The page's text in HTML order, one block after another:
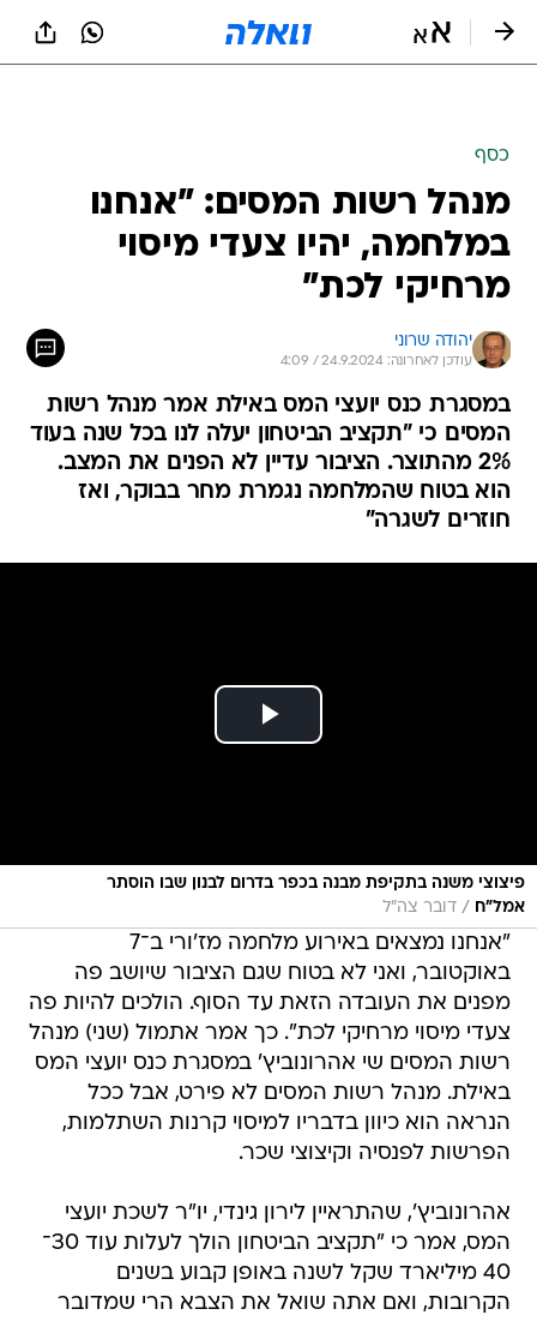
כסף
מנהל רשות המסים: "אנחנו
במלחמה, יהיו צעדי מיסוי
מרחיקי לכת"
יהודה שרוני
עודכן לאחרונה: 24.9.2024 / 4:09
במסגרת כנס יועצי המס באילת אמר מנהל רשות
המסים כי "תקציב הביטחון יעלה לנו בכל שנה בעוד
2% מהתוצר. הציבור עדיין לא הפנים את המצב.
הוא בטוח שהמלחמה נגמרת מחר בבוקר, ואז
חוזרים לשגרה"
פיצוצי משנה בתקיפת מבנה בכפר בדרום לבנון שבו הוסתר
אמל"ח
/ דובר צה"ל
"אנחנו נמצאים באירוע מלחמה מז'ורי ב־7
באוקטובר, ואני לא בטוח שגם הציבור שיושב פה
מפנים את העובדה הזאת עד הסוף. הולכים להיות פה
צעדי מיסוי מרחיקי לכת". כך אמר אתמול (שני) מנהל
רשות המסים שי אהרונוביץ' במסגרת כנס יועצי המס
באילת. מנהל רשות המסים לא פירט, אבל ככל
הנראה הוא כיוון בדבריו למיסוי קרנות השתלמות,
הפרשות לפנסיה וקיצוצי שכר.
אהרונוביץ', שהתראיין לירון גינדי, יו"ר לשכת יועצי
המס, אמר כי "תקציב הביטחון הולך לעלות עוד 30־
40 מיליארד שקל לשנה באופן קבוע בשנים
הקרובות, ואם אתה שואל את הצבא הרי שמדובר